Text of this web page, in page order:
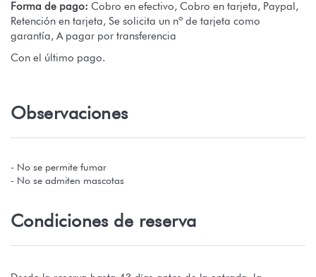
Forma de pago: Cobro en efectivo, Cobro en tarjeta, Paypal,
Retención en tarjeta, Se solicita un nº de tarjeta como
garantía, A pagar por transferencia
Con el último pago.
Observaciones
- No se permite fumar
- No se admiten mascotas
Condiciones de reserva